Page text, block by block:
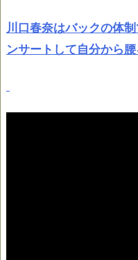
川口春奈はバックの体
ンサートして自分から